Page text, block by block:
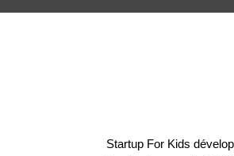
Startup For Kids